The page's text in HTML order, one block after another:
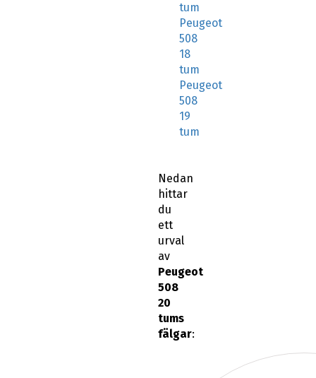
tum
Peugeot
508
18
tum
Peugeot
508
19
tum
Nedan
hittar
du
ett
urval
av
Peugeot
508
20
tums
fälgar: